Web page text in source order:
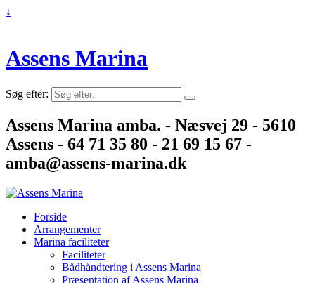
↓
Assens Marina
Søg efter:
Assens Marina amba. - Næsvej 29 - 5610
Assens - 64 71 35 80 - 21 69 15 67 -
amba@assens-marina.dk
Forside
Arrangementer
Marina faciliteter
Faciliteter
Bådhåndtering i Assens Marina
Præsentation af Assens Marina